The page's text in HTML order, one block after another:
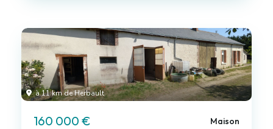
à 11 km de Herbault
160 000 € Maison